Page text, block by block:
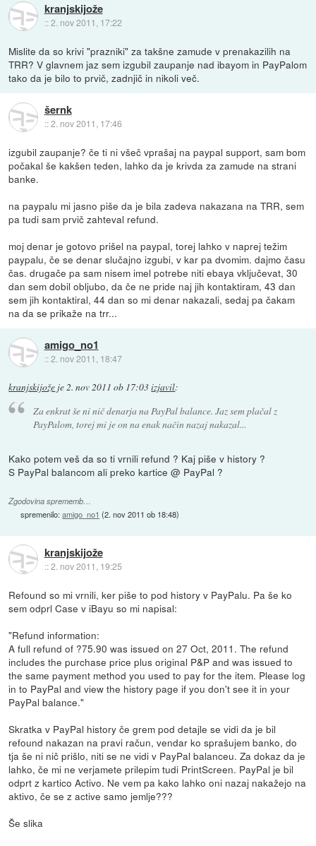
kranjskijože
::2. nov 2011, 17:22
Mislite da so krivi "prazniki" za takšne zamude v prenakazilih na
TRR? V glavnem jaz sem izgubil zaupanje nad ibayom in PayPalom
tako da je bilo to prvič, zadnjič in nikoli več.
šernk
::2. nov 2011, 17:46
izgubil zaupanje? če ti ni všeč vprašaj na paypal support, sam bom
počakal še kakšen teden, lahko da je krivda za zamude na strani
banke.
na paypalu mi jasno piše da je bila zadeva nakazana na TRR, sem
pa tudi sam prvič zahteval refund.
moj denar je gotovo prišel na paypal, torej lahko v naprej težim
paypalu, če se denar slučajno izgubi, v kar pa dvomim. dajmo času
čas. drugače pa sam nisem imel potrebe niti ebaya vključevat, 30
dan sem dobil obljubo, da če ne pride naj jih kontaktiram, 43 dan
sem jih kontaktiral, 44 dan so mi denar nakazali, sedaj pa čakam
na da se prikaže na trr...
amigo_no1
::2. nov 2011, 18:47
kranjskijože je2. nov 2011 ob 17:03izjavil:
Za enkrat še ni nič denarja na PayPal balance. Jaz sem plačal z
PayPalom, torej mi je on na enak način nazaj nakazal...
Kako potem veš da so ti vrnili refund ? Kaj piše v history ?
S PayPal balancom ali preko kartice @ PayPal ?
Zgodovina sprememb…
spremenilo:amigo_no1 (2. nov 2011 ob 18:48)
kranjskijože
::2. nov 2011, 19:25
Refound so mi vrnili, ker piše to pod history v PayPalu. Pa še ko
sem odprl Case v iBayu so mi napisal:
"Refund information:
A full refund of ?75.90 was issued on 27 Oct, 2011. The refund
includes the purchase price plus original P&P and was issued to
the same payment method you used to pay for the item. Please log
in to PayPal and view the history page if you don't see it in your
PayPal balance."
Skratka v PayPal history če grem pod detajle se vidi da je bil
refound nakazan na pravi račun, vendar ko sprašujem banko, do
tja še ni nič prišlo, niti se ne vidi v PayPal balanceu. Za dokaz da je
lahko, če mi ne verjamete prilepim tudi PrintScreen. PayPal je bil
odprt z kartico Activo. Ne vem pa kako lahko oni nazaj nakažejo na
aktivo, če se z active samo jemlje???
Še slika